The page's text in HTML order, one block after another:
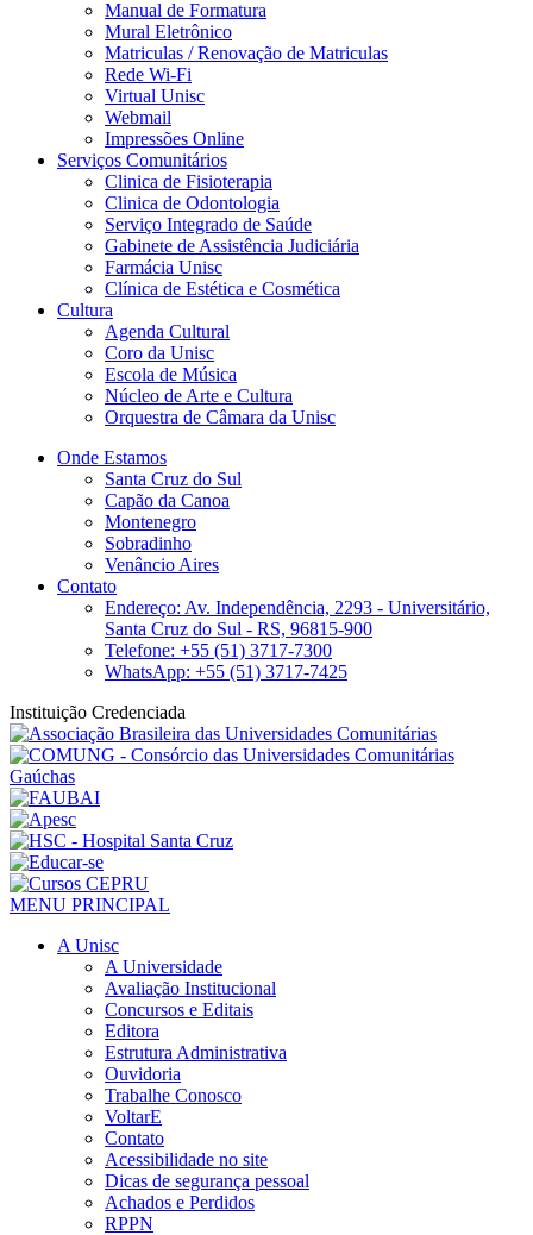
Manual de Formatura
Mural Eletrônico
Matriculas / Renovação de Matriculas
Rede Wi-Fi
Virtual Unisc
Webmail
Impressões Online
Serviços Comunitários
Clinica de Fisioterapia
Clinica de Odontologia
Serviço Integrado de Saúde
Gabinete de Assistência Judiciária
Farmácia Unisc
Clínica de Estética e Cosmética
Cultura
Agenda Cultural
Coro da Unisc
Escola de Música
Núcleo de Arte e Cultura
Orquestra de Câmara da Unisc
Onde Estamos
Santa Cruz do Sul
Capão da Canoa
Montenegro
Sobradinho
Venâncio Aires
Contato
Endereço: Av. Independência, 2293 - Universitário,
Santa Cruz do Sul - RS, 96815-900
Telefone: +55 (51) 3717-7300
WhatsApp: +55 (51) 3717-7425
Instituição Credenciada
MENU PRINCIPAL
A Unisc
A Universidade
Avaliação Institucional
Concursos e Editais
Editora
Estrutura Administrativa
Ouvidoria
Trabalhe Conosco
VoltarE
Contato
Acessibilidade no site
Dicas de segurança pessoal
Achados e Perdidos
RPPN